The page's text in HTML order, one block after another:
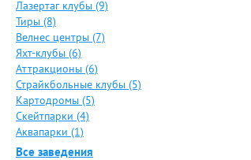
Лазертаг клубы (9)
Тиры (8)
Велнес центры (7)
Яхт-клубы (6)
Аттракционы (6)
Страйкбольные клубы (5)
Картодромы (5)
Скейтпарки (4)
Аквапарки (1)
Все заведения